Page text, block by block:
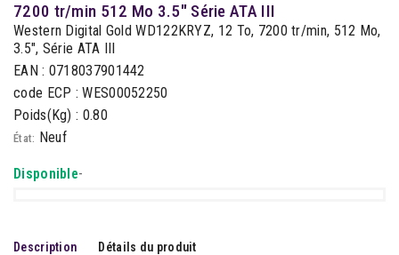
7200 tr/min 512 Mo 3.5" Série ATA III
Western Digital Gold WD122KRYZ, 12 To, 7200 tr/min, 512 Mo,
3.5", Série ATA III
EAN : 0718037901442
code ECP : WES00052250
Poids(Kg) : 0.80
État: Neuf
Disponible-
Description Détails du produit